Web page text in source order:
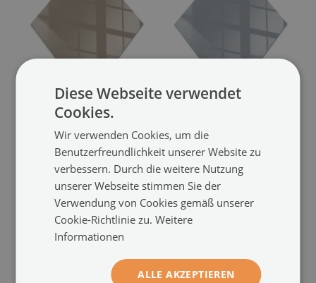
Glas unter Kamin
sechseckig
Farbe Braun(#ppkprntsz-
cca59482)
Größe von: h40 cm
49.99 €
Farbe Grau
cc9ba4ab)
Größe von: h40 cm
49.99 €
Diese Webseite verwendet
Cookies.
Wir verwenden Cookies, um die
Benutzerfreundlichkeit unserer Website zu
verbessern. Durch die weitere Nutzung
unserer Webseite stimmen Sie der
Verwendung von Cookies gemäß unserer
Cookie-Richtlinie zu.Weitere
Informationen
ALLE AKZEPTIEREN